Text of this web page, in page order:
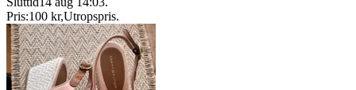
Pris:100 kr,Utropspris.